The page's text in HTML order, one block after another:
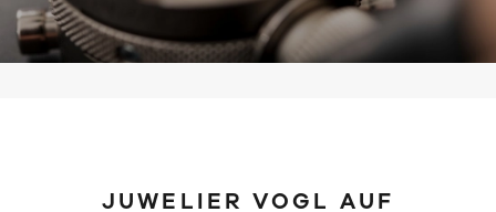
JUWELIER VOGL AUF